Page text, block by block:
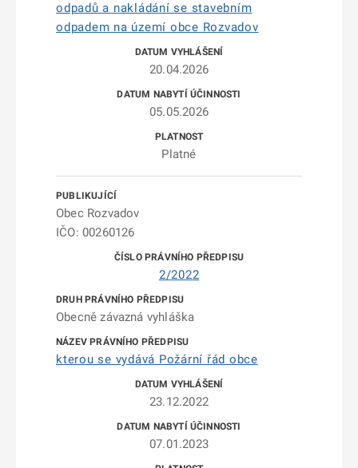
odpadů a nakládání se stavebním
odpadem na území obce Rozvadov
20.04.2026
05.05.2026
Platné
Obec Rozvadov
IČO: 00260126
2/2022
Obecně závazná vyhláška
kterou se vydává Požární řád obce
23.12.2022
07.01.2023